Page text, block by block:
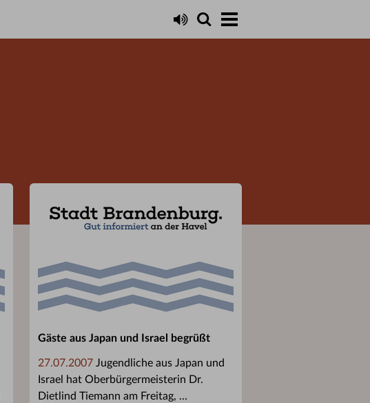
Gäste aus Japan und Israel begrüßt
27.07.2007 Jugendliche aus Japan und
Israel hat Oberbürgermeisterin Dr.
Dietlind Tiemann am Freitag, ...